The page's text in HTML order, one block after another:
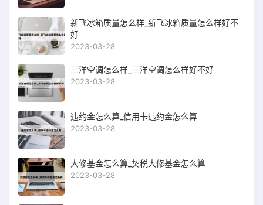
新飞冰箱质量怎么样_新飞冰箱质量怎么样好不
好
2023-03-28
三洋空调怎么样_三洋空调怎么样好不好
2023-03-28
违约金怎么算_信用卡违约金怎么算
2023-03-28
大修基金怎么算_契税大修基金怎么算
2023-03-28